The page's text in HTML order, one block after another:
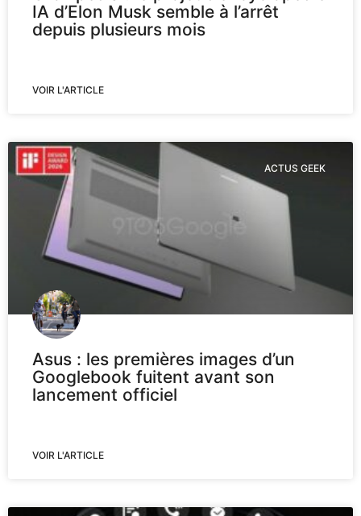
IA d’Elon Musk semble à l’arrêt
depuis plusieurs mois
VOIR L'ARTICLE
ACTUS GEEK
Asus : les premières images d’un
Googlebook fuitent avant son
lancement officiel
VOIR L'ARTICLE